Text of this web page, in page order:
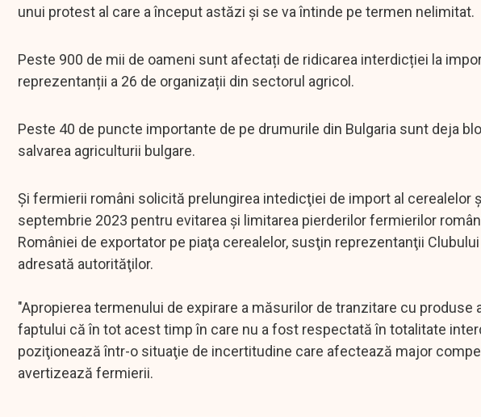
unui protest al care a început astăzi și se va întinde pe termen nelimitat.
Peste 900 de mii de oameni sunt afectați de ridicarea interdicției la
reprezentanții a 26 de organizații din sectorul agricol.
Peste 40 de puncte importante de pe drumurile din Bulgaria sunt deja
salvarea agriculturii bulgare.
Și fermierii români solicită prelungirea intedicţiei de import al cerealelor
septembrie 2023 pentru evitarea şi limitarea pierderilor fermierilor
României de exportator pe piaţa cerealelor, susţin reprezentanţii
adresată autorităţilor.
"Apropierea termenului de expirare a măsurilor de tranzitare cu
faptului că în tot acest timp în care nu a fost respectată în totalitate
poziţionează într-o situaţie de incertitudine care afectează major
avertizează fermierii.